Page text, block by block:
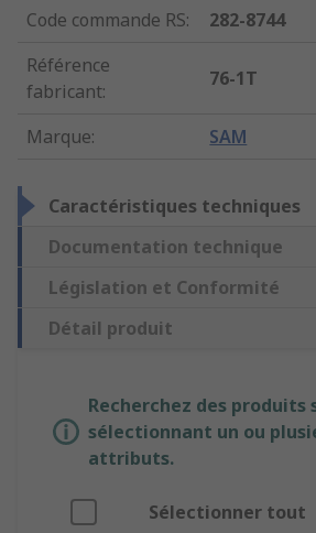
Code commande RS:
282-8744
Référence
fabricant:
76-1T
Marque: SAM
Caractéristiques techniques
Documentation technique
Législation et Conformité
Détail produit
Recherchez des produits
sélectionnant un ou
attributs.
Sélectionner tout